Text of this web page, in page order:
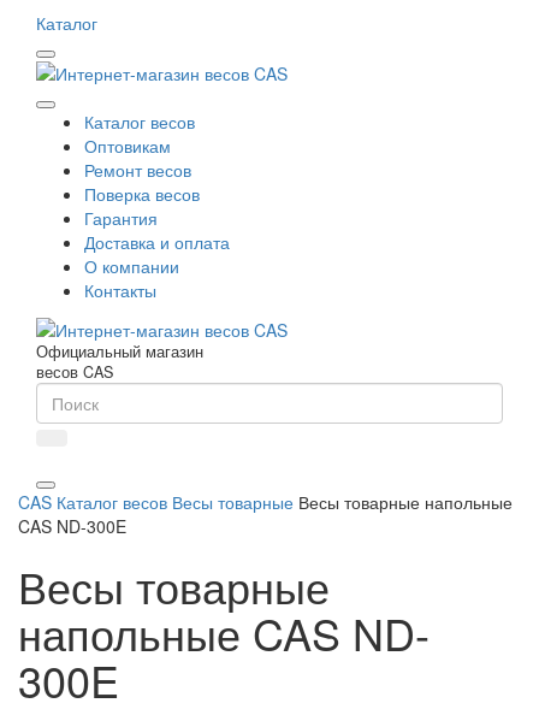
Каталог
Каталог весов
Оптовикам
Ремонт весов
Поверка весов
Гарантия
Доставка и оплата
О компании
Контакты
Официальный магазин
весов CAS
CAS Каталог весов Весы товарные Весы товарные напольные
CAS ND-300E
Весы товарные
напольные CAS ND-
300E